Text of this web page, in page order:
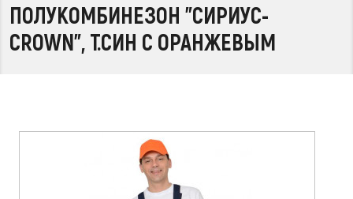
ПОЛУКОМБИНЕЗОН "СИРИУС-
CROWN", Т.СИН С ОРАНЖЕВЫМ